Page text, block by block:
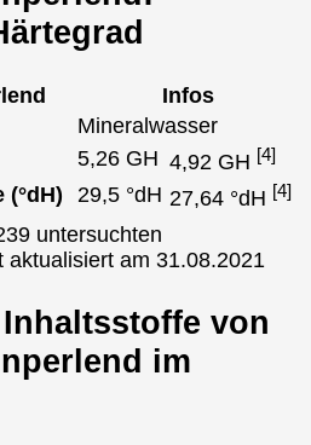
Infos
Mineralwasser
5,26 GH 4,92 GH [4]
(°dH) 29,5 °dH 27,64 °dH [4]
untersuchten
aktualisiert am 31.08.2021
von
im